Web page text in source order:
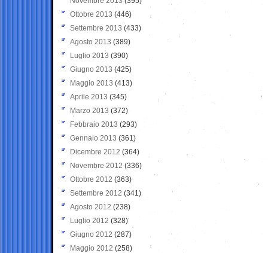
Ottobre 2013 (446)
Settembre 2013 (433)
Agosto 2013 (389)
Luglio 2013 (390)
Giugno 2013 (425)
Maggio 2013 (413)
Aprile 2013 (345)
Marzo 2013 (372)
Febbraio 2013 (293)
Gennaio 2013 (361)
Dicembre 2012 (364)
Novembre 2012 (336)
Ottobre 2012 (363)
Settembre 2012 (341)
Agosto 2012 (238)
Luglio 2012 (328)
Giugno 2012 (287)
Maggio 2012 (258)